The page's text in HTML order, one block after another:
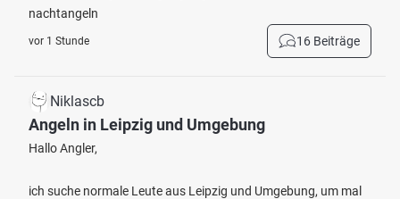
nachtangeln
vor 1 Stunde 16 Beiträge
Niklascb
Angeln in Leipzig und Umgebung
Hallo Angler,
ich suche normale Leute aus Leipzig und Umgebung, um mal